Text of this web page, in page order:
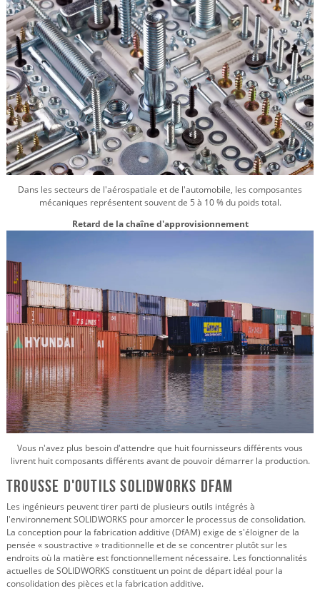
Dans les secteurs de l'aérospatiale et de l'automobile, les composantes
mécaniques représentent souvent de 5 à 10 % du poids total.
Retard de la chaîne d'approvisionnement
Vous n'avez plus besoin d'attendre que huit fournisseurs différents vous
livrent huit composants différents avant de pouvoir démarrer la production.
Trousse d'outils SOLIDWORKS DfAM
Les ingénieurs peuvent tirer parti de plusieurs outils intégrés à
l'environnement SOLIDWORKS pour amorcer le processus de consolidation.
La conception pour la fabrication additive (DfAM) exige de s'éloigner de la
pensée « soustractive » traditionnelle et de se concentrer plutôt sur les
endroits où la matière est fonctionnellement nécessaire. Les fonctionnalités
actuelles de SOLIDWORKS constituent un point de départ idéal pour la
consolidation des pièces et la fabrication additive.